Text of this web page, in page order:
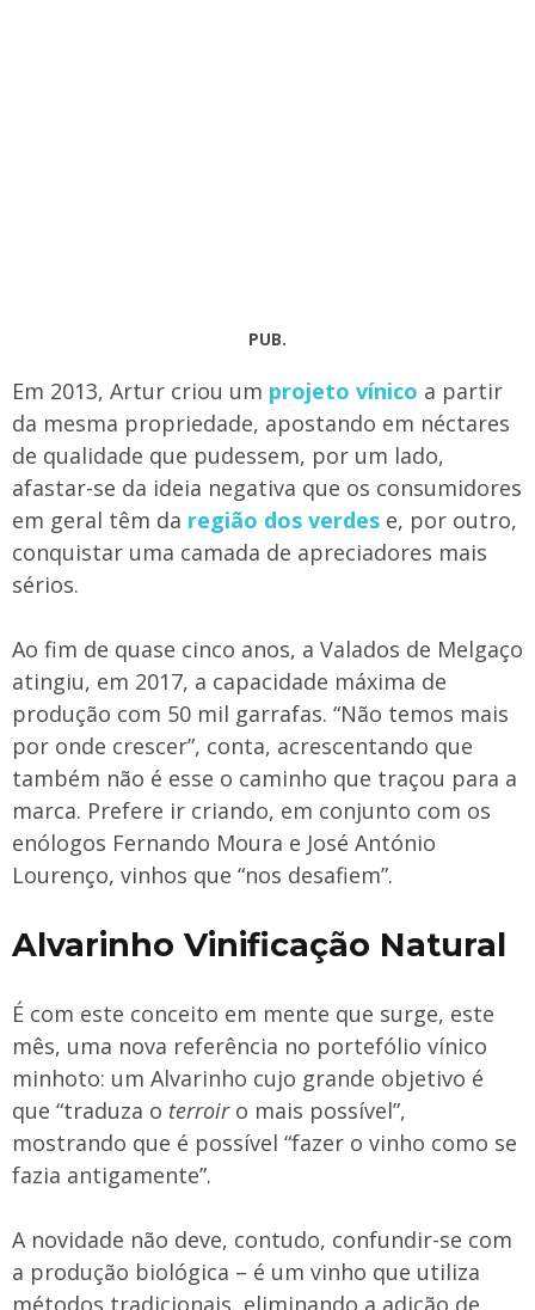
PUB.
Em 2013, Artur criou um projeto vínico a partir
da mesma propriedade, apostando em néctares
de qualidade que pudessem, por um lado,
afastar-se da ideia negativa que os consumidores
em geral têm da região dos verdes e, por outro,
conquistar uma camada de apreciadores mais
sérios.
Ao fim de quase cinco anos, a Valados de Melgaço
atingiu, em 2017, a capacidade máxima de
produção com 50 mil garrafas. “Não temos mais
por onde crescer”, conta, acrescentando que
também não é esse o caminho que traçou para a
marca. Prefere ir criando, em conjunto com os
enólogos Fernando Moura e José António
Lourenço, vinhos que “nos desafiem”.
Alvarinho Vinificação Natural
É com este conceito em mente que surge, este
mês, uma nova referência no portefólio vínico
minhoto: um Alvarinho cujo grande objetivo é
que “traduza o terroiro mais possível”,
mostrando que é possível “fazer o vinho como se
fazia antigamente”.
A novidade não deve, contudo, confundir-se com
a produção biológica – é um vinho que utiliza
métodos tradicionais, eliminando a adição de